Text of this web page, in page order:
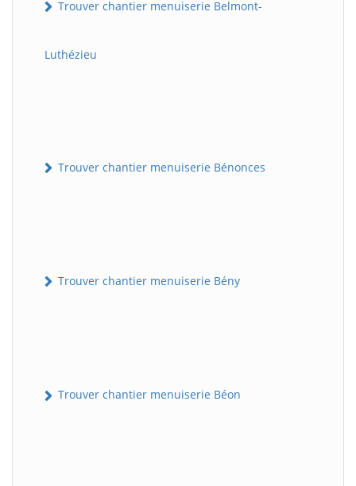
Trouver chantier menuiserie Belmont-
Luthézieu
Trouver chantier menuiserie Bénonces
Trouver chantier menuiserie Bény
Trouver chantier menuiserie Béon